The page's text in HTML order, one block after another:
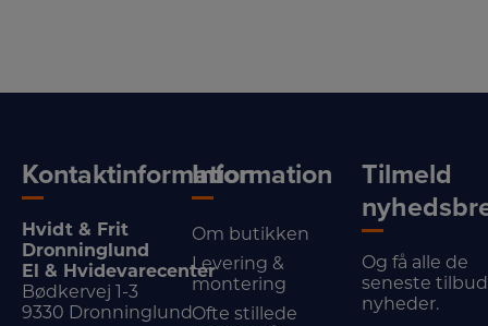
Kontaktinformation
Hvidt & Frit
Dronninglund
El & Hvidevarecenter
Bødkervej 1-3
9330 Dronninglund
Information
Om butikken
Levering &
montering
Ofte stillede
Tilmeld
Og få alle de
seneste
nyheder.